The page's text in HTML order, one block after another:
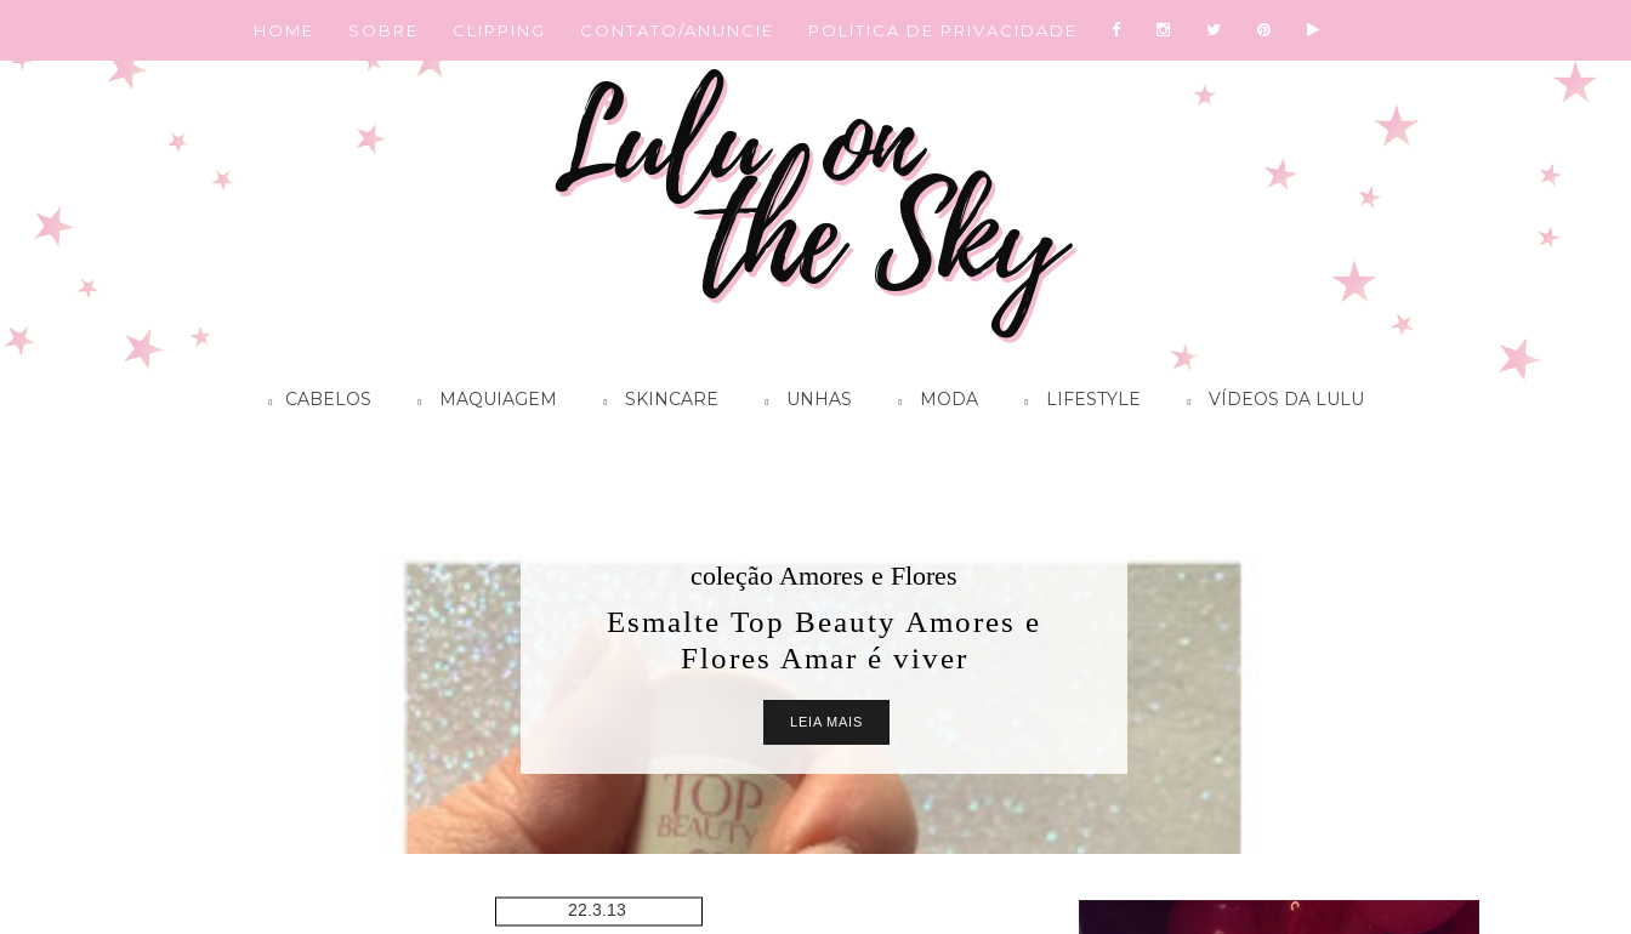
HOME SOBRE CLIPPING CONTATO/ANUNCIE POLÍTICA DE PRIVACIDADE
CABELOS MAQUIAGEM SKINCARE UNHAS MODA LIFESTYLE VÍDEOS DA LULU
coleção Amores e Flores
Esmalte Top Beauty Amores e
Flores Amar é viver
LEIA MAIS
22.3.13